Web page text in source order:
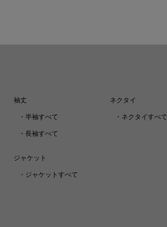
袖丈
・ 半袖すべて
・ 長袖すべて
ジャケット
・ ジャケットすべて
ネクタイ
・ ネクタイすべて